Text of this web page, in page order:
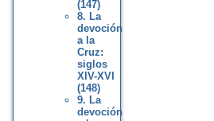
(147)
8. La
devoción
a la
Cruz:
siglos
XIV-XVI
(148)
9. La
devoción